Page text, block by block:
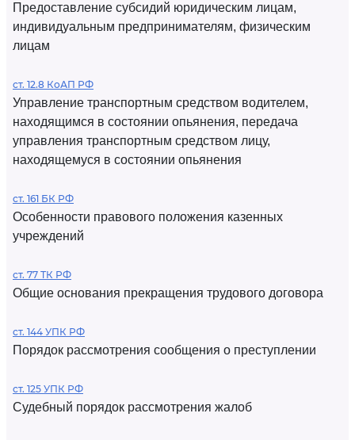
Предоставление субсидий юридическим лицам,
индивидуальным предпринимателям, физическим
лицам
ст. 12.8 КоАП РФ
Управление транспортным средством водителем,
находящимся в состоянии опьянения, передача
управления транспортным средством лицу,
находящемуся в состоянии опьянения
ст. 161 БК РФ
Особенности правового положения казенных
учреждений
ст. 77 ТК РФ
Общие основания прекращения трудового договора
ст. 144 УПК РФ
Порядок рассмотрения сообщения о преступлении
ст. 125 УПК РФ
Судебный порядок рассмотрения жалоб